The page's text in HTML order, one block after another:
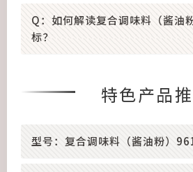
Q：如何解读复合调味料（酱油
标？
特色产品
型号：复合调味料（酱油粉）